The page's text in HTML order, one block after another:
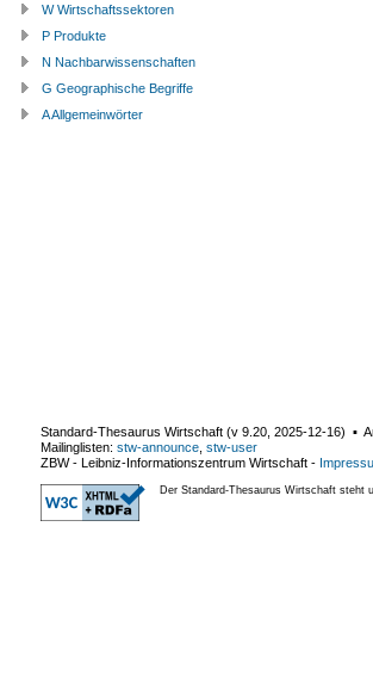
W Wirtschaftssektoren
P Produkte
N Nachbarwissenschaften
G Geographische Begriffe
A Allgemeinwörter
Standard-Thesaurus Wirtschaft (v 9.20 2025-12-16) ▪
Mailinglisten: stw-announce stw-user
ZBW - Leibniz-Informationszentrum Wirtschaft -
Der Standard-Thesaurus Wirtschaft steht